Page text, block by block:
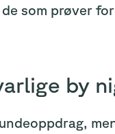
som prøver
by